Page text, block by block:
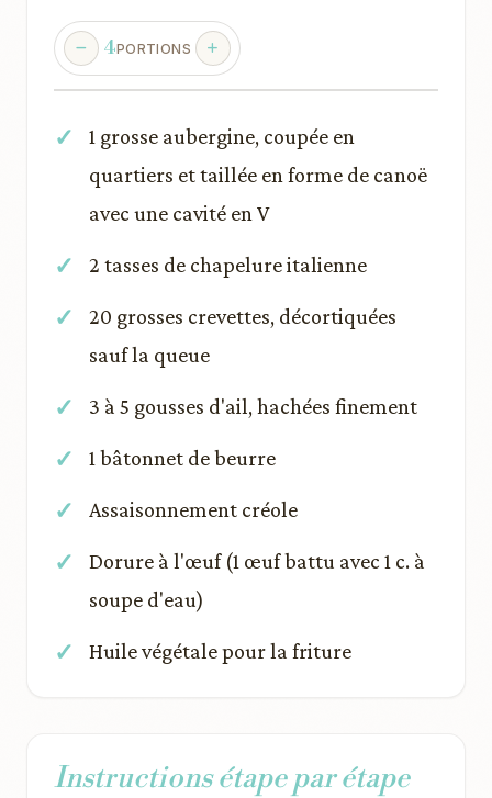
4PORTIONS
1 grosse aubergine, coupée en
quartiers et taillée en forme de canoë
avec une cavité en V
2 tasses de chapelure italienne
20 grosses crevettes, décortiquées
sauf la queue
3 à 5 gousses d'ail, hachées finement
1 bâtonnet de beurre
Assaisonnement créole
Dorure à l'œuf (1 œuf battu avec 1 c. à
soupe d'eau)
Huile végétale pour la friture
Instructions étape par étape